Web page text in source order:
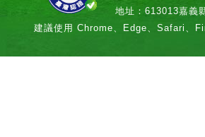
地址：613013嘉義
建議使用 Chrome、Edge、Safari、